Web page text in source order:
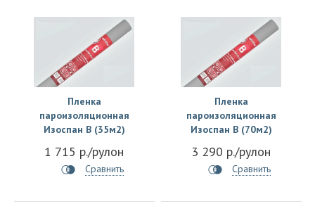
Пленка
пароизоляционная
Изоспан B (35м2)
1 715 р./рулон
Сравнить
Пленка
пароизоляционная
Изоспан B (70м2)
3 290 р./рулон
Сравнить